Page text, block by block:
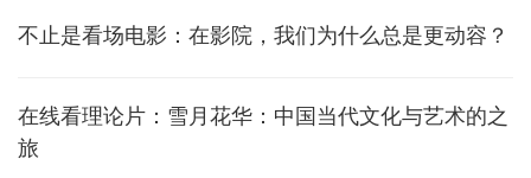
不止是看场电影：在影院，我们为什么总是更动容？
在线看理论片：雪月花华：中国当代文化与艺术的之
旅